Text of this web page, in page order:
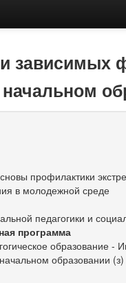
профилактики
в молодежной среде
педагогики и
программа
образование -
образовании (з)